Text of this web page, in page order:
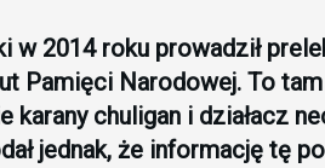
w 2014 roku prowadził
Pamięci Narodowej. To
karany chuligan i działacz
jednak, że informację tę